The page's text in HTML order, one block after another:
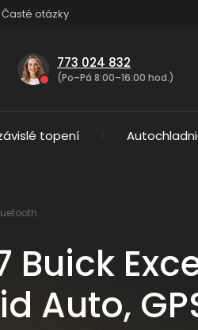
Časté otázky
773 024 832
(Po–Pá 8:00–16:00 hod.)
topení
Auto,